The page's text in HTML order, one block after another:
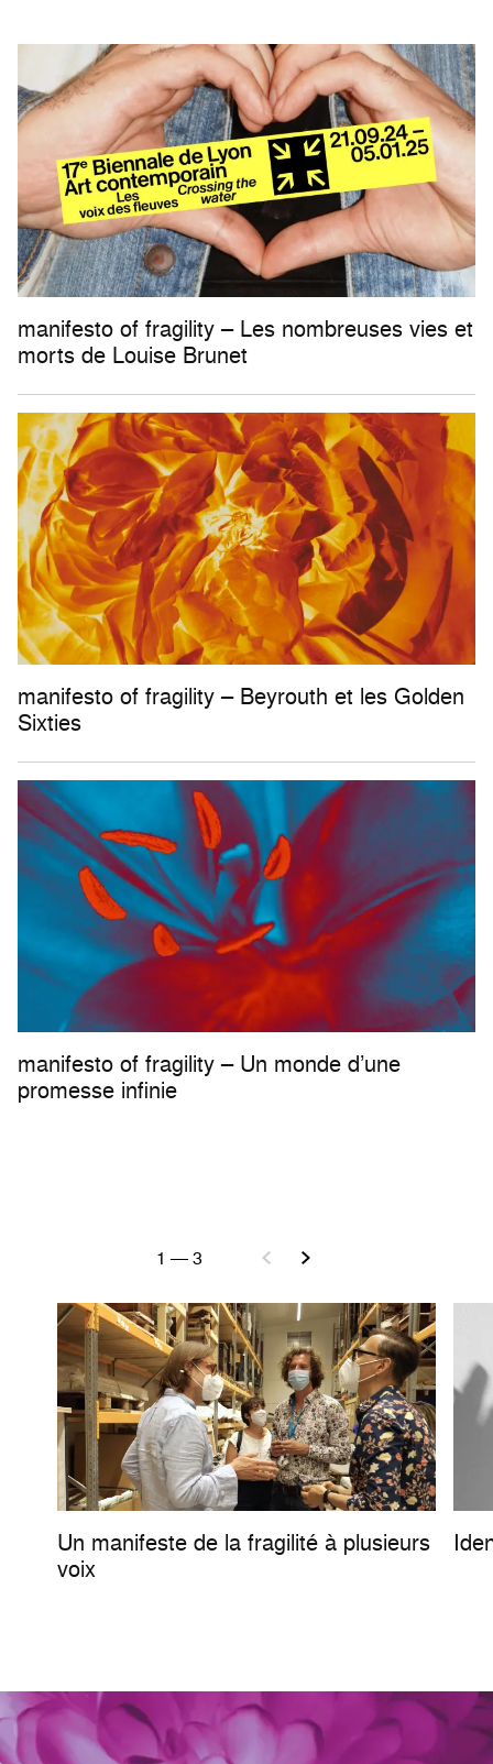
manifesto of fragility – Les nombreuses vies et
morts de Louise Brunet
manifesto of fragility – Beyrouth et les Golden
Sixties
manifesto of fragility – Un monde d’une
promesse infinie
1 —3
Un manifeste de la fragilité à plusieurs
voix